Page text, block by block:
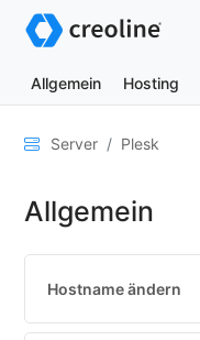
Allgemein Hosting
Allgemein
&
DNS
Server Plesk
Allgemein
Hostname ändern